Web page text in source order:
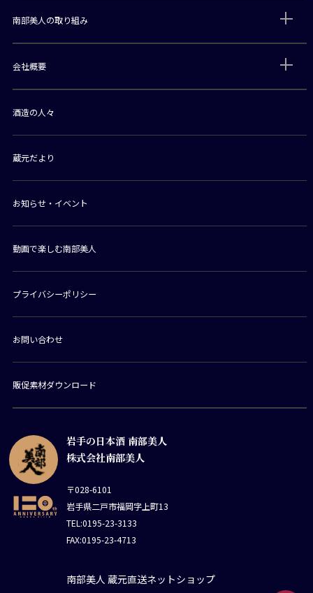
岩手の日本酒 南部美人
株式会社南部美人
〒028-6101
岩手県二戸市福岡字上町13
TEL:0195-23-3133
FAX:0195-23-4713
南部美人 蔵元直送ネットショップ
南部美人の取り組み
会社概要
酒造の人々
蔵元だより
お知らせ・イベント
動画で楽しむ南部美人
プライバシーポリシー
お問い合わせ
販促素材ダウンロード